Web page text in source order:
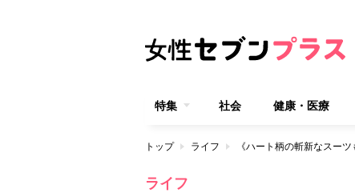
特集 社会 健康・医療
トップ ライフ
ライフ